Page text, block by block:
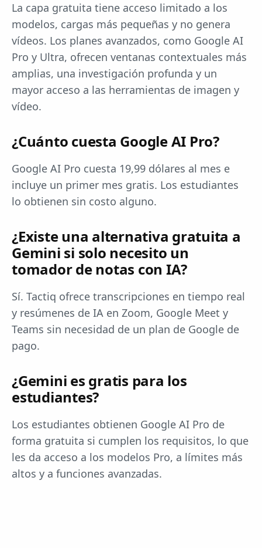
La capa gratuita tiene acceso limitado a los
modelos, cargas más pequeñas y no genera
vídeos. Los planes avanzados, como Google AI
Pro y Ultra, ofrecen ventanas contextuales más
amplias, una investigación profunda y un
mayor acceso a las herramientas de imagen y
vídeo.
¿Cuánto cuesta Google AI Pro?
Google AI Pro cuesta 19,99 dólares al mes e
incluye un primer mes gratis. Los estudiantes
lo obtienen sin costo alguno.
¿Existe una alternativa gratuita a
Gemini si solo necesito un
tomador de notas con IA?
Sí. Tactiq ofrece transcripciones en tiempo real
y resúmenes de IA en Zoom, Google Meet y
Teams sin necesidad de un plan de Google de
pago.
¿Gemini es gratis para los
estudiantes?
Los estudiantes obtienen Google AI Pro de
forma gratuita si cumplen los requisitos, lo que
les da acceso a los modelos Pro, a límites más
altos y a funciones avanzadas.